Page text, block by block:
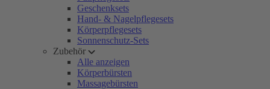
Geschenksets
Hand- & Nagelpflegesets
Körperpflegesets
Sonnenschutz-Sets
Zubehör
Alle anzeigen
Körperbürsten
Massagebürsten